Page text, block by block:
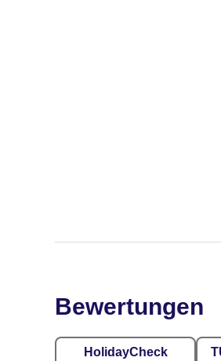
Bewertungen
HolidayCheck